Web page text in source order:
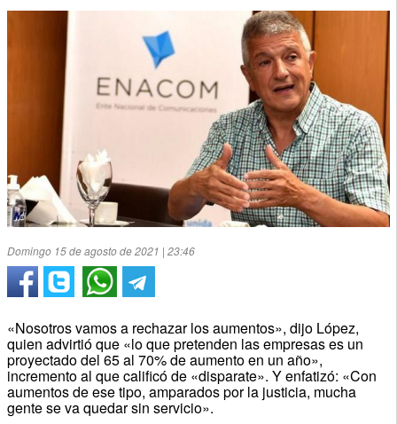
Domingo 15 de agosto de 2021 | 23:46
«Nosotros vamos a rechazar los aumentos», dijo López,
quien advirtió que «lo que pretenden las empresas es un
proyectado del 65 al 70% de aumento en un año»,
incremento al que calificó de «disparate». Y enfatizó: «Con
aumentos de ese tipo, amparados por la justicia, mucha
gente se va quedar sin servicio».